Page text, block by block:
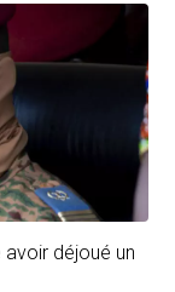
déjoué un